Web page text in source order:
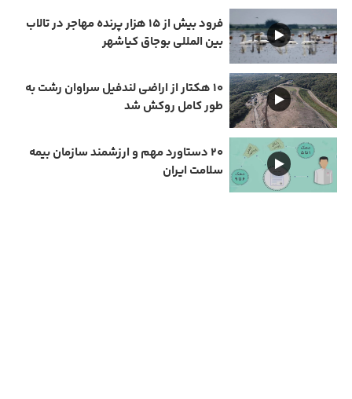
فرود بیش از ۱۵ هزار پرنده مهاجر در تالاب
بین المللی بوجاق کیاشهر
۱۰ هکتار از اراضی لندفیل سراوان رشت به
طور کامل روکش شد
۲۰ دستاورد مهم و ارزشمند سازمان بیمه
سلامت ایران